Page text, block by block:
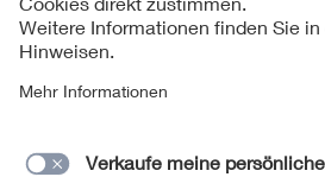
Impressum
Datenschutzinformationen
Cookie Hinweise
Lieferantenportal